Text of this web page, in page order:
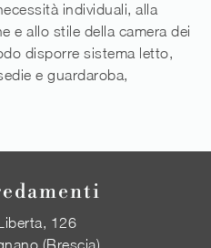
individuali, alla
e allo stile della camera dei
disporre sistema letto,
e guardaroba,
126
(Brescia)